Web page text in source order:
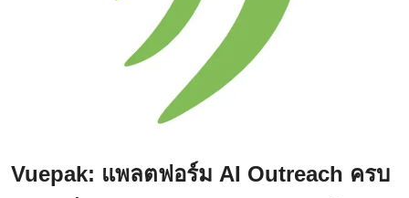
Vuepak: แพลตฟอร์ม AI Outreach ครบ